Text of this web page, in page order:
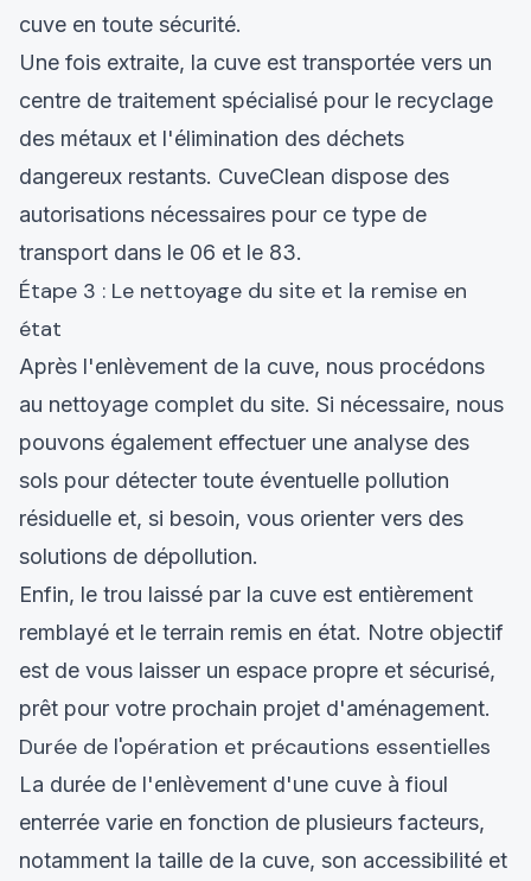
cuve en toute sécurité.
Une fois extraite, la cuve est transportée vers un
centre de traitement spécialisé pour le recyclage
des métaux et l'élimination des déchets
dangereux restants. CuveClean dispose des
autorisations nécessaires pour ce type de
transport dans le 06 et le 83.
Étape 3 : Le nettoyage du site et la remise en
état
Après l'enlèvement de la cuve, nous procédons
au nettoyage complet du site. Si nécessaire, nous
pouvons également effectuer une analyse des
sols pour détecter toute éventuelle pollution
résiduelle et, si besoin, vous orienter vers des
solutions de dépollution.
Enfin, le trou laissé par la cuve est entièrement
remblayé et le terrain remis en état. Notre objectif
est de vous laisser un espace propre et sécurisé,
prêt pour votre prochain projet d'aménagement.
Durée de l'opération et précautions essentielles
La durée de l'enlèvement d'une cuve à fioul
enterrée varie en fonction de plusieurs facteurs,
notamment la taille de la cuve, son accessibilité et